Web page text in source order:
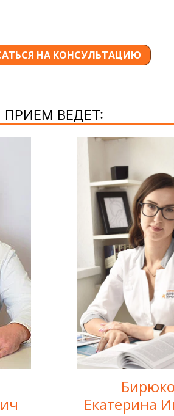
НА КОНСУЛЬТАЦИЮ
ПРИЕМ ВЕДЕТ:
Екатерина